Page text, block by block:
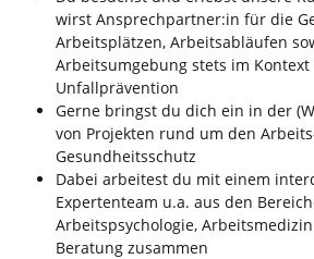
wirst Ansprechpartner:in für die
Arbeitsplätzen, Arbeitsabläufen
Arbeitsumgebung stets im
Unfallprävention
Gerne bringst du dich ein in der
von Projekten rund um den
Gesundheitsschutz
Dabei arbeitest du mit einem
Expertenteam u.a. aus den
Arbeitspsychologie,
Beratung zusammen